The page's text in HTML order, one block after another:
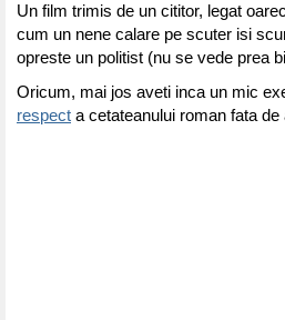
Un film trimis de un cititor, legat
cum un nene calare pe scuter isi
opreste un politist (nu se vede prea
Oricum, mai jos aveti inca un mic
respect a cetateanului roman fata de